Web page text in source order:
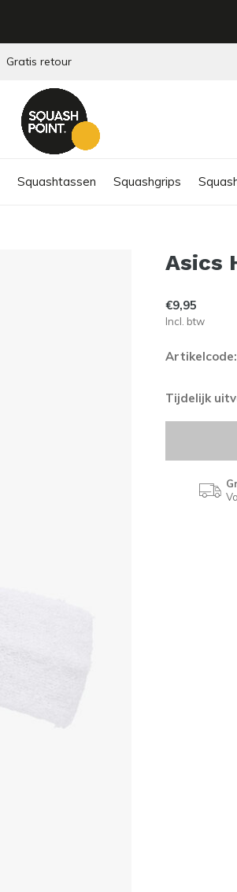
Squashtassen Squashgrips
Gratis retour
Asics
€9,95
Incl. btw
Artikelcode:
Tijdelijk